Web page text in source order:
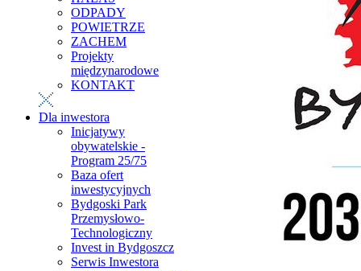
ODPADY
POWIETRZE
ZACHEM
Projekty
międzynarodowe
KONTAKT
Dla inwestora
Inicjatywy
obywatelskie -
Program 25/75
Baza ofert
inwestycyjnych
Bydgoski Park
Przemysłowo-
Technologiczny
Invest in Bydgoszcz
Serwis Inwestora